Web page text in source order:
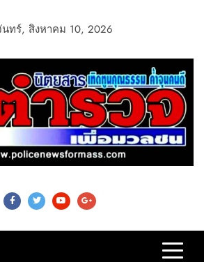
ทร์, สิงหาคม 10, 2026
News For
Mass